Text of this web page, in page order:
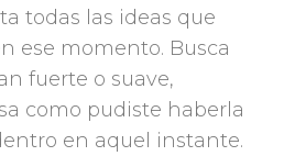
todas las ideas que
ese momento. Busca
fuerte o suave,
como pudiste haberla
en aquel instante.